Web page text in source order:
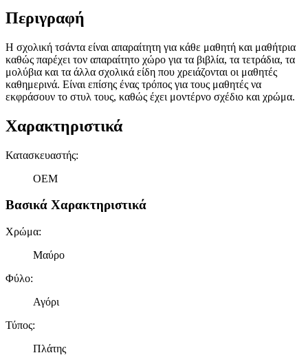
Περιγραφή
Η σχολική τσάντα είναι απαραίτητη για κάθε μαθητή και μαθήτρια
καθώς παρέχει τον απαραίτητο χώρο για τα βιβλία, τα τετράδια, τα
μολύβια και τα άλλα σχολικά είδη που χρειάζονται οι μαθητές
καθημερινά. Είναι επίσης ένας τρόπος για τους μαθητές να
εκφράσουν το στυλ τους, καθώς έχει μοντέρνο σχέδιο και χρώμα.
Χαρακτηριστικά
Κατασκευαστής:
OEM
Βασικά Χαρακτηριστικά
Χρώμα:
Μαύρο
Φύλο:
Αγόρι
Τύπος:
Πλάτης